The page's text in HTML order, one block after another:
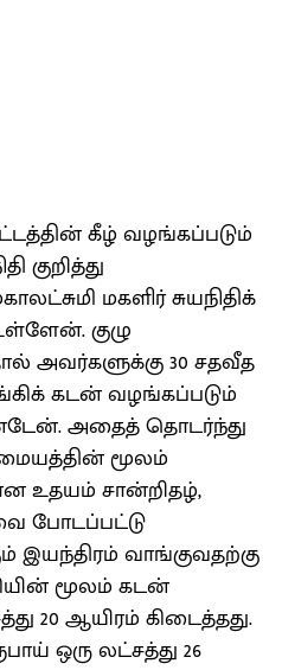
கீழ் வழங்கப்படும்
குறித்து
மகளிர் சுயநிதிக்
குழு
அவர்களுக்கு 30 சதவீத
கடன் வழங்கப்படும்
அதைத் தொடர்ந்து
மையத்தின் மூலம்
உதயம் சான்றிதழ்,
போடப்பட்டு
இயந்திரம் வாங்குவதற்கு
மூலம் கடன்
20 ஆயிரம் கிடைத்தது.
ஒரு லட்சத்து 26